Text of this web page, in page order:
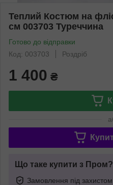
Теплий Костюм на
см 003703 Туреччина
Готово до відправки
Код: 003703
Роздріб
1 400 ₴
Що таке купити з Пром?
Замовлення під захистом